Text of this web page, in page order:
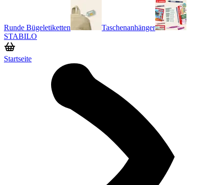
Runde Bügeletiketten
Taschenanhänger
STABILO
Startseite